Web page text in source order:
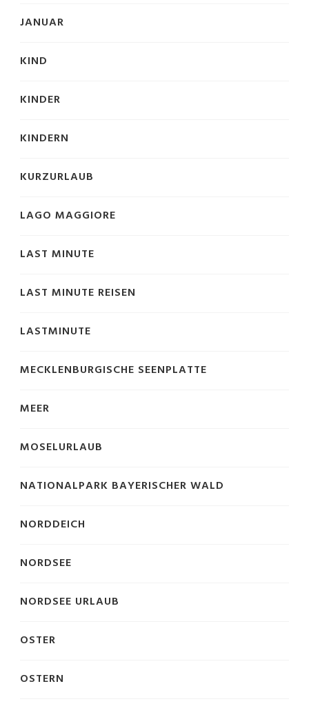
JANUAR
KIND
KINDER
KINDERN
KURZURLAUB
LAGO MAGGIORE
LAST MINUTE
LAST MINUTE REISEN
LASTMINUTE
MECKLENBURGISCHE SEENPLATTE
MEER
MOSELURLAUB
NATIONALPARK BAYERISCHER WALD
NORDDEICH
NORDSEE
NORDSEE URLAUB
OSTER
OSTERN